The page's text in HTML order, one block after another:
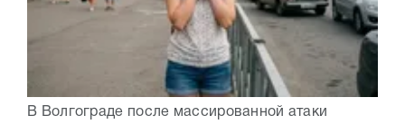
В Волгограде после массированной атаки